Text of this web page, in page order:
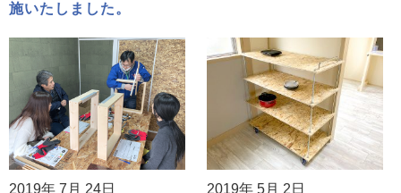
施いたしました。
2019年 7月 24日
2019年 5月 2日